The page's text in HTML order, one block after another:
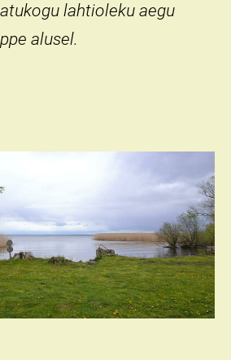
lahtioleku aegu
alusel.